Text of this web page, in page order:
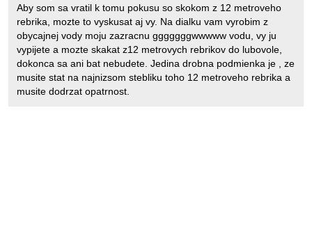
Aby som sa vratil k tomu pokusu so skokom z 12 metroveho
rebrika, mozte to vyskusat aj vy. Na dialku vam vyrobim z
obycajnej vody moju zazracnu gggggggwwwww vodu, vy ju
vypijete a mozte skakat z12 metrovych rebrikov do lubovole,
dokonca sa ani bat nebudete. Jedina drobna podmienka je , ze
musite stat na najnizsom stebliku toho 12 metroveho rebrika a
musite dodrzat opatrnost.